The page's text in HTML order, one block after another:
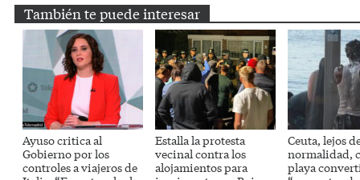
También te puede interesar
Ayuso critica al
Gobierno por los
controles a viajeros de
Estalla la protesta
vecinal contra los
alojamientos para
Ceuta, lejos
normalidad,
playa